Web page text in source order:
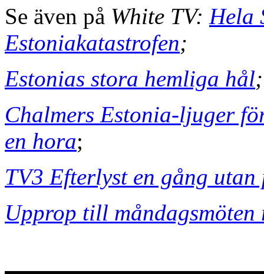
Se även på White TV: Hela
Estoniakatastrofen;
Estonias stora hemliga hål;
Chalmers Estonia-ljuger
en hora;
TV3 Efterlyst en gång
Upprop till